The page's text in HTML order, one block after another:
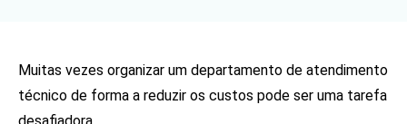
Muitas vezes organizar um departamento de atendimento
técnico de forma a reduzir os custos pode ser uma tarefa
desafiadora.